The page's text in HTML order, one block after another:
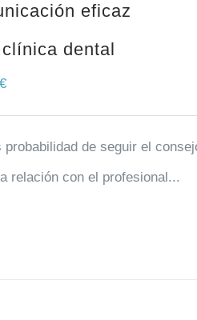
eficaz
dental
€
de seguir el
relación con el profesional...